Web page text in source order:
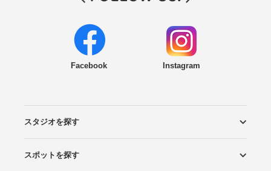
Facebook Instagram
スタジオを探す
エリアから探す
こだわりから探す
NEW PHOTO STYLE
プランから探す
フォトタイプ診断
フォトグラファーから探す
国内リゾートから探す
スポットを探す